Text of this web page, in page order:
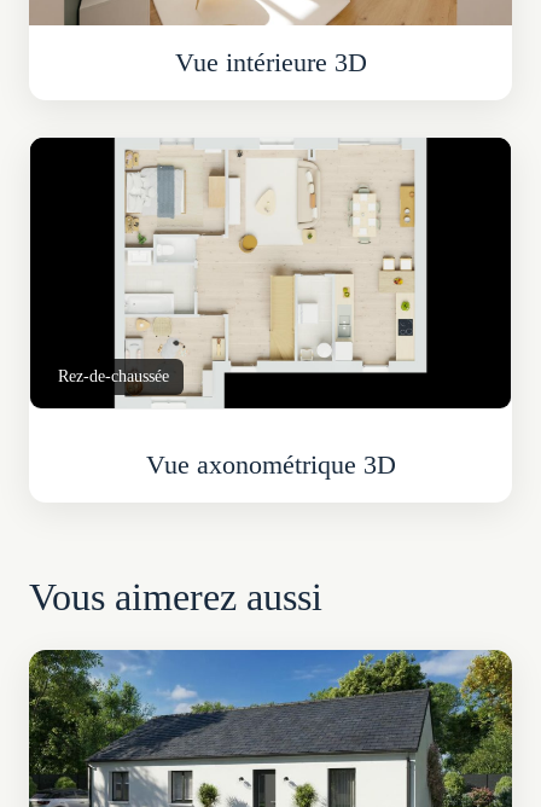
Vue intérieure 3D
Rez-de-chaussée
Vue axonométrique 3D
Vous aimerez aussi